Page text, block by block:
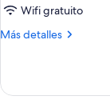
Wifi gratuito
Más detalles
Más
estándar